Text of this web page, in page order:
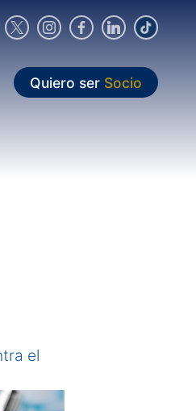
Quiero ser Socio
el